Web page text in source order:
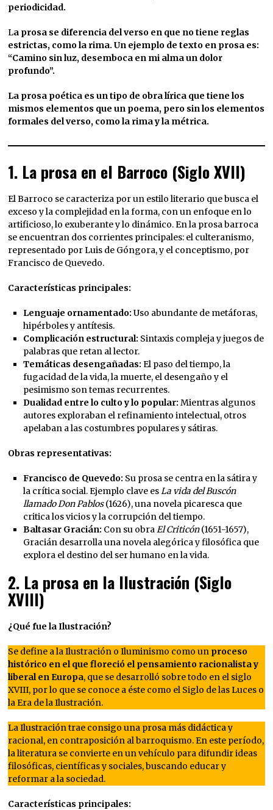
periodicidad.
La prosa se diferencia del verso en que no tiene reglas
estrictas, como la rima. Un ejemplo de texto en prosa es:
“Camino sin luz, desemboca en mi alma un dolor
profundo”.
La prosa poética es un tipo de obra lírica que tiene los
mismos elementos que un poema, pero sin los elementos
formales del verso, como la rima y la métrica.
1. La prosa en el Barroco (Siglo XVII)
El Barroco se caracteriza por un estilo literario que busca el
exceso y la complejidad en la forma, con un enfoque en lo
artificioso, lo exuberante y lo dinámico. En la prosa barroca
se encuentran dos corrientes principales: el culteranismo,
representado por Luis de Góngora, y el conceptismo, por
Francisco de Quevedo.
Características principales:
Lenguaje ornamentado: Uso abundante de metáforas,
hipérboles y antítesis.
Complicación estructural: Sintaxis compleja y juegos de
palabras que retan al lector.
Temáticas desengañadas: El paso del tiempo, la
fugacidad de la vida, la muerte, el desengaño y el
pesimismo son temas recurrentes.
Dualidad entre lo culto y lo popular: Mientras algunos
autores exploraban el refinamiento intelectual, otros
apelaban a las costumbres populares y sátiras.
Obras representativas:
Francisco de Quevedo: Su prosa se centra en la sátira y
la crítica social. Ejemplo clave esLa vida del Buscón
llamado Don Pablos(1626), una novela picaresca que
critica los vicios y la corrupción del tiempo.
Baltasar Gracián: Con su obraEl Criticón(1651-1657),
Gracián desarrolla una novela alegórica y filosófica que
explora el destino del ser humano en la vida.
2. La prosa en la Ilustración (Siglo
XVIII)
¿Qué fue la Ilustración?
Se define a la Ilustración o Iluminismo como un proceso
histórico en el que floreció el pensamiento racionalista y
liberal en Europa, que se desarrolló sobre todo en el siglo
XVIII, por lo que se conoce a éste como el Siglo de las Luces o
la Era de la Ilustración.
La Ilustración trae consigo una prosa más didáctica y
racional, en contraposición al barroquismo. En este período,
la literatura se convierte en un vehículo para difundir ideas
filosóficas, científicas y sociales, buscando educar y
reformar a la sociedad.
Características principales: